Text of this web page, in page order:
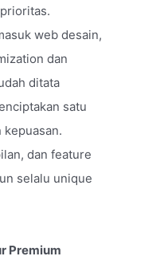
web desain,
dan
ditata
satu
kepuasan.
dan feature
selalu unique
Premium